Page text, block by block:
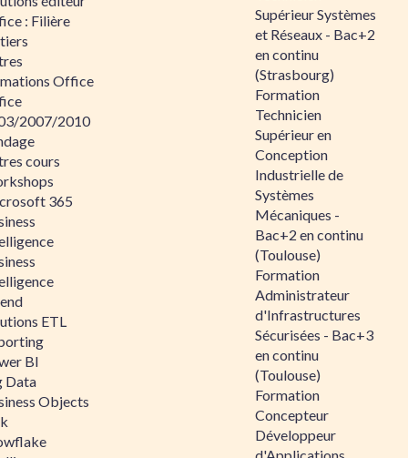
: Filière
Office
2007/2010
cours
365
ETL
BI
Data
Objects
Supérieur Systèmes
et Réseaux - Bac+2
en continu
(Strasbourg)
Formation
Technicien
Supérieur en
Conception
Industrielle de
Systèmes
Mécaniques -
Bac+2 en continu
(Toulouse)
Formation
Administrateur
d'Infrastructures
Sécurisées - Bac+3
en continu
(Toulouse)
Formation
Concepteur
Développeur